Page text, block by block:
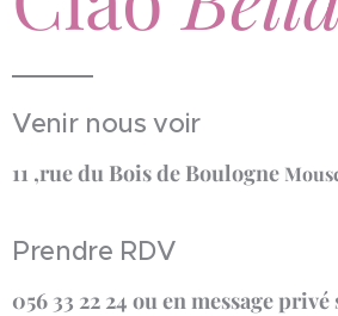
Venir nous voir
11 ,rue du Bois de Boulogne
Prendre RDV
056 33 22 24 ou en message privé